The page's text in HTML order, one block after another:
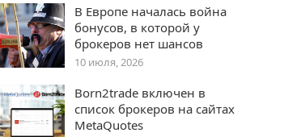
В Европе началась война
бонусов, в которой у
брокеров нет шансов
10 июля, 2026
Born2trade включен в
список брокеров на сайтах
MetaQuotes